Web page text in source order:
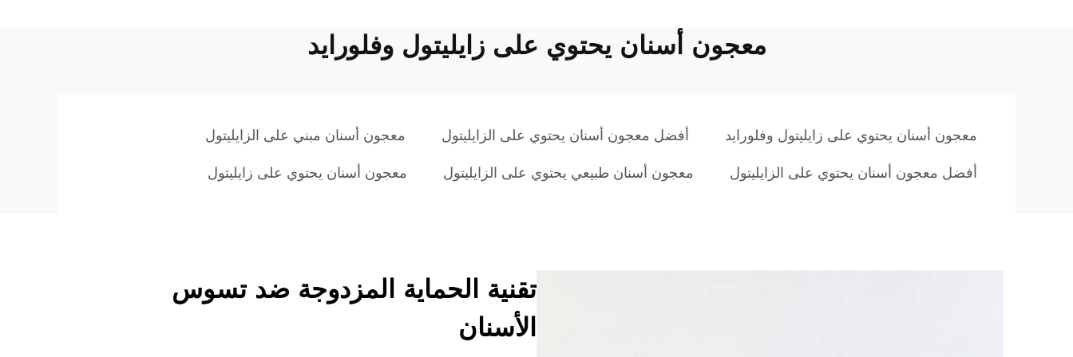
معجون أسنان يحتوي على زايليتول وفلورايد
معجون أسنان يحتوي على زايليتول وفلورايد أفضل معجون أسنان يحتوي على الزايليتول
معجون أسنان مبني على الزايليتول
أفضل معجون أسنان يحتوي على الزايليتول
معجون أسنان طبيعي يحتوي على الزايليتول معجون أسنان يحتوي على زايليتول
تقنية الحماية المزدوجة ضد تسوس
الأسنان